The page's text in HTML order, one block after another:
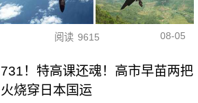
阅读 9615 08-05
731！特高课还魂！高市早苗两把
火烧穿日本国运